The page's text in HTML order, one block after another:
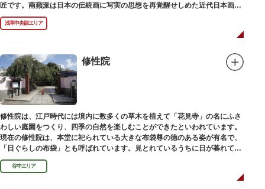
匠です。南蘋派は日本の伝統画に写実の思想を再覚醒せしめた近代日本画壇
の源流です。お墓は徳本寺（とくほんじ）境内にあります。
浅草中央部エリア
修性院
修性院は、江戸時代には境内に数多くの草木を植えて「花見寺」の名にふさ
わしい庭園をつくり、四季の自然を楽しむことができたといわれています。
現在の修性院は、本堂に祀られている大きな布袋尊の徳のある姿が有名で、
「日ぐらしの布袋」とも呼ばれています。見とれているうちに日が暮れてし
まった、という言い伝えです。
谷中エリア